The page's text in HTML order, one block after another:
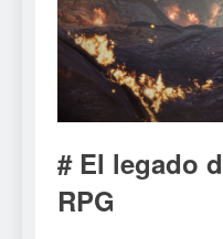
# El legado
RPG